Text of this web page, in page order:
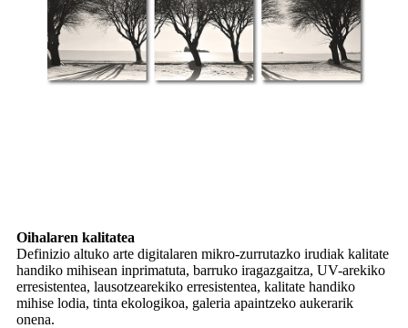
Oihalaren kalitatea
Definizio altuko arte digitalaren mikro-zurrutazko irudiak kalitate
handiko mihisean inprimatuta, barruko iragazgaitza, UV-arekiko
erresistentea, lausotzearekiko erresistentea, kalitate handiko
mihise lodia, tinta ekologikoa, galeria apaintzeko aukerarik
onena.